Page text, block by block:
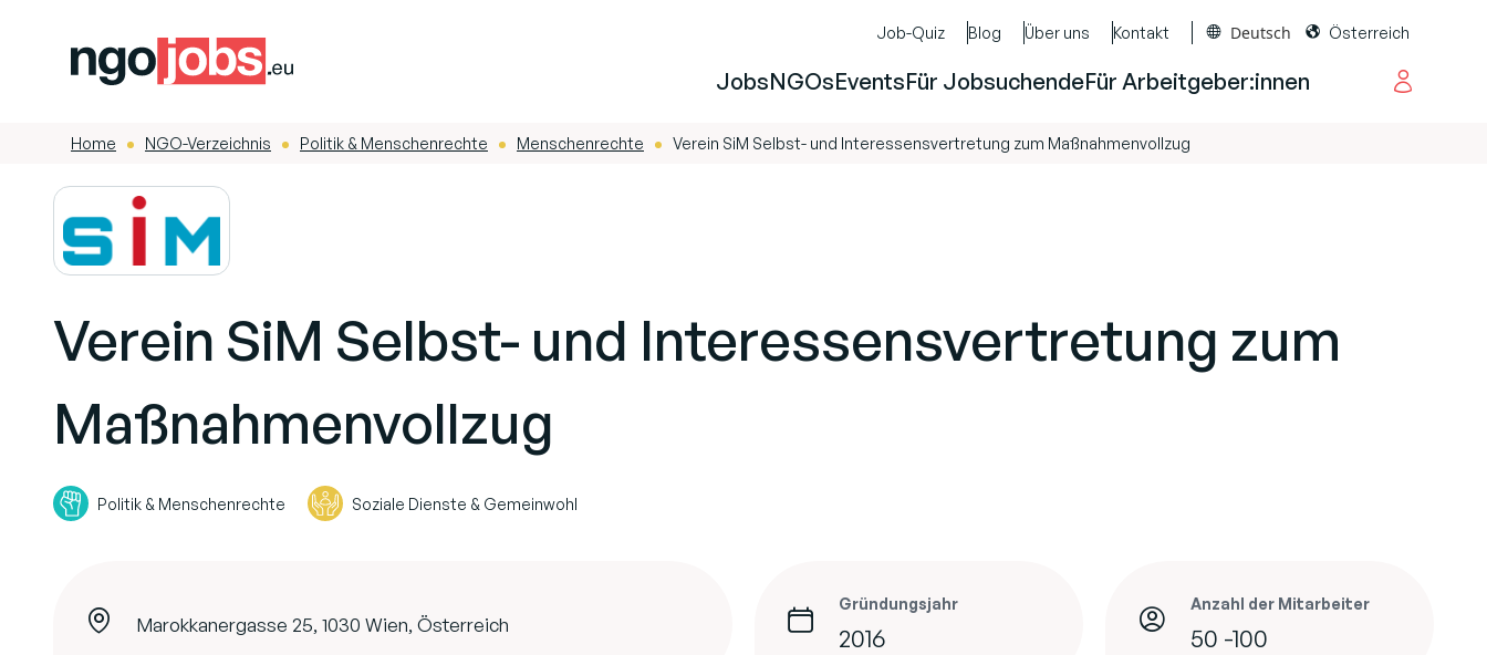
Job-Quiz Blog Über uns Kontakt Deutsch Österreich
JobsNGOsEventsFür JobsuchendeFür Arbeitgeber:innen
Home
-
NGO-Verzeichnis
-
Politik & Menschenrechte
-
Menschenrechte
-
Verein SiM Selbst- und Interessensvertretung zum Maßnahmenvollzug
Verein SiM Selbst- und Interessensvertretung zum
Maßnahmenvollzug
Politik & Menschenrechte Soziale Dienste & Gemeinwohl
Marokkanergasse 25, 1030 Wien, Österreich
Gründungsjahr
2016
Anzahl der Mitarbeiter
50 -100